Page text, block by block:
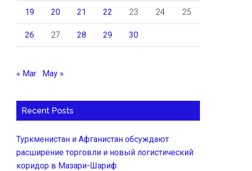
19 20 21 22 23 24 25
26 27 28 29 30
« Mar May »
Recent Posts
Туркменистан и Афганистан обсуждают
расширение торговли и новый логистический
коридор в Мазари-Шариф